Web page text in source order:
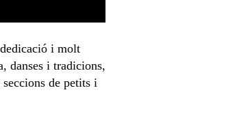
i molt
danses i tradicions,
de petits i